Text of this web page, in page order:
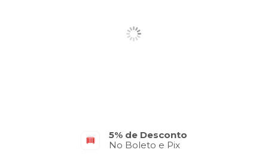
5% de Desconto
No Boleto e Pix